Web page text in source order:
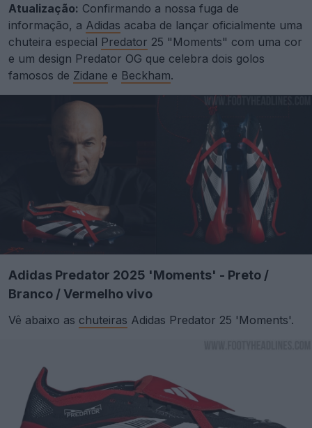
Atualização: Confirmando a nossa fuga de
informação, a Adidas acaba de lançar oficialmente uma
chuteira especial Predator 25 "Moments" com uma cor
e um design Predator OG que celebra dois golos
famosos de Zidane e Beckham.
Adidas Predator 2025 'Moments' - Preto /
Branco / Vermelho vivo
Vê abaixo as chuteiras Adidas Predator 25 'Moments'.